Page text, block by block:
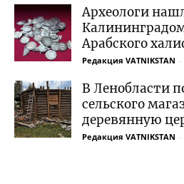
Археологи
Арабского
Редакция VATNIKSTAN -
В Ленобласти
сельского
деревянную
Редакция VATNIKSTAN -